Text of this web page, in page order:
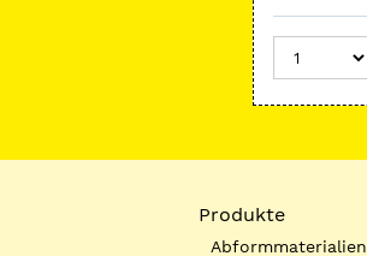
Produkte
Abformmaterialien